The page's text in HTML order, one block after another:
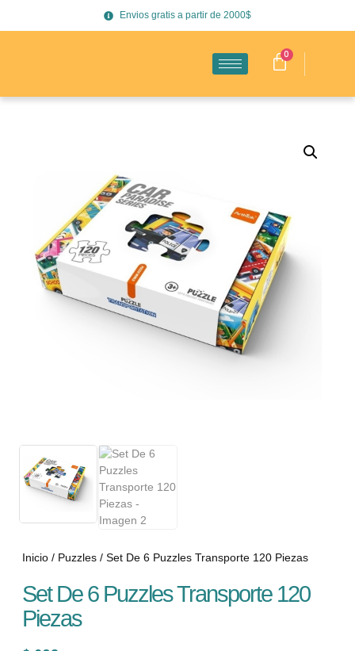
Envios gratis a partir de 2000$
0
Inicio / Puzzles / Set De 6 Puzzles Transporte 120 Piezas
Set De 6 Puzzles Transporte 120
Piezas